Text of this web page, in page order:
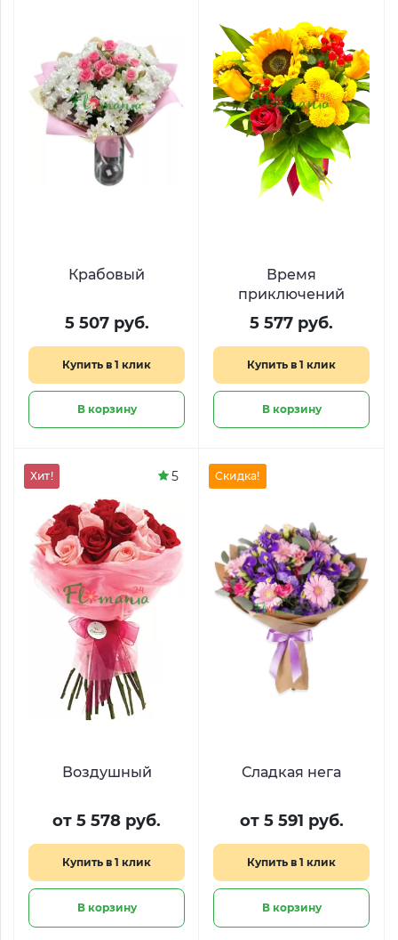
Крабовый
5 507 руб.
Купить в 1 клик
В корзину
Время
приключений
5 577 руб.
Купить в 1 клик
В корзину
Воздушный
от 5 578 руб.
Купить в 1 клик
В корзину
Хит! 5
Сладкая нега
от 5 591 руб.
Купить в 1 клик
В корзину
Скидка!